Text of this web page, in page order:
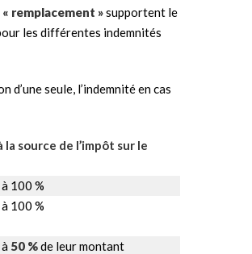
remplacement »supportent le
les différentes indemnités
d’une seule, l’indemnité en cas
source de l’impôt sur le
100 %
100 %
50 %de leur montant